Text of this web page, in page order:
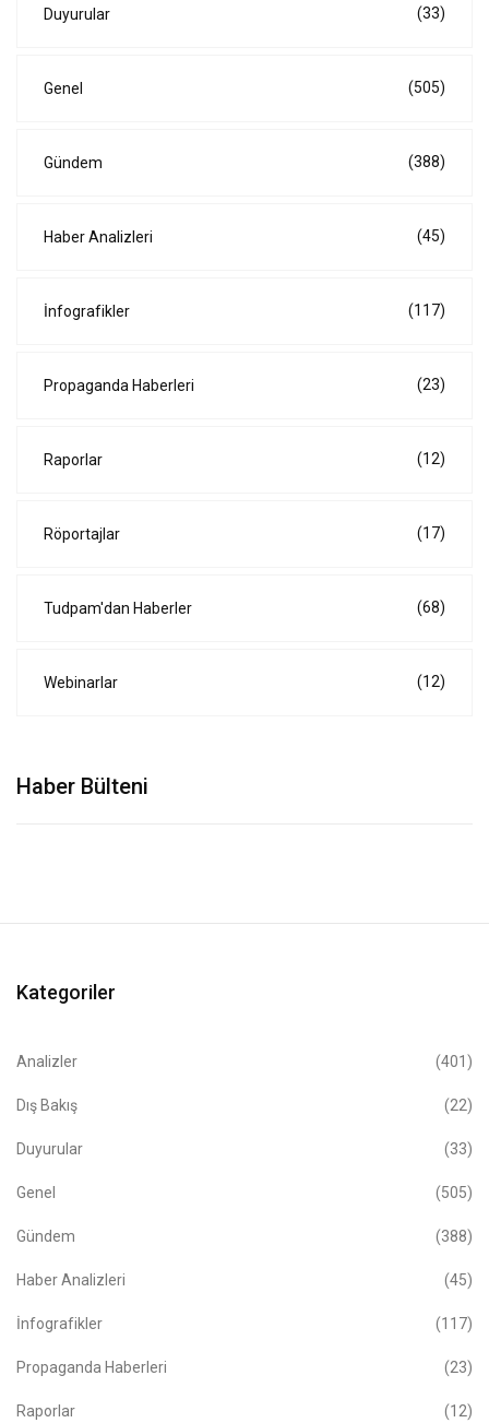
Duyurular (33)
Genel (505)
Gündem (388)
Haber Analizleri (45)
İnfografikler (117)
Propaganda Haberleri (23)
Raporlar (12)
Röportajlar (17)
Tudpam'dan Haberler (68)
Webinarlar (12)
Haber Bülteni
Kategoriler
Analizler (401)
Dış Bakış (22)
Duyurular (33)
Genel (505)
Gündem (388)
Haber Analizleri (45)
İnfografikler (117)
Propaganda Haberleri (23)
Raporlar (12)